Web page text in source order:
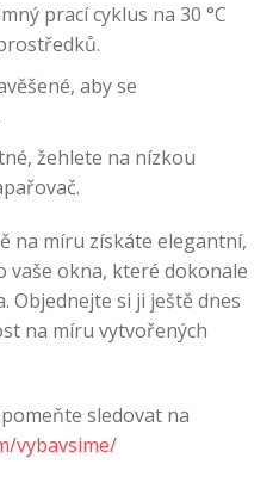
prací cyklus na 30 °C
aby se
žehlete na nízkou
na míru získáte elegantní,
okna, které dokonale
Objednejte si ji ještě dnes
na míru vytvořených
sledovat na
vybavsime/